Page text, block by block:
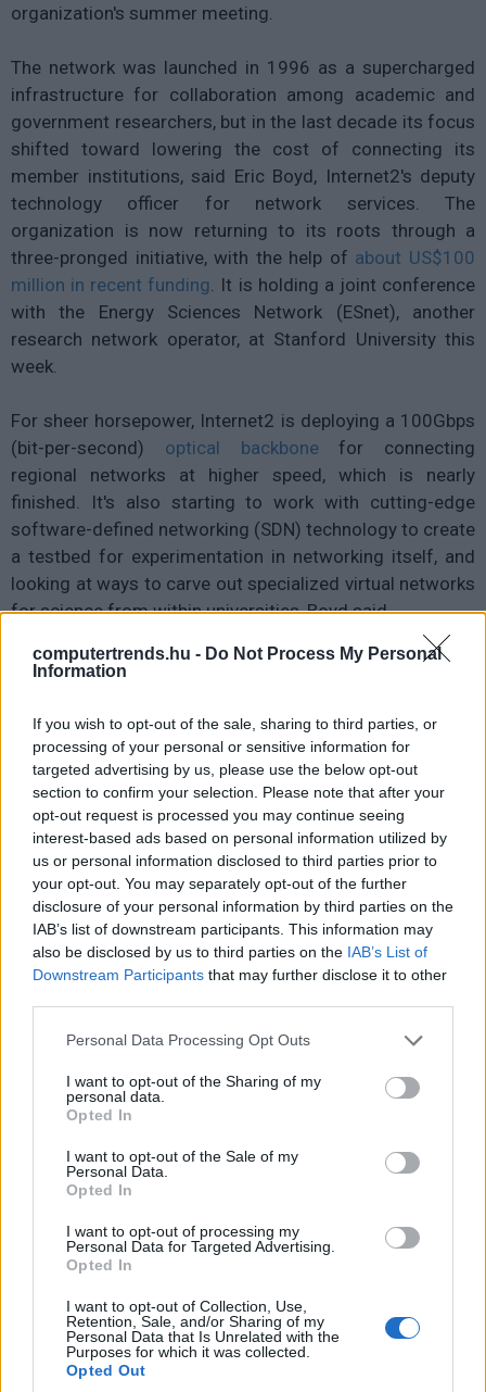
computertrends.hu - Do Not Process My Personal
Information
If you wish to opt-out of the sale, sharing to third parties, or
processing of your personal or sensitive information for
targeted advertising by us, please use the below opt-out
section to confirm your selection. Please note that after your
opt-out request is processed you may continue seeing
interest-based ads based on personal information utilized by
us or personal information disclosed to third parties prior to
your opt-out. You may separately opt-out of the further
disclosure of your personal information by third parties on the
IAB’s list of downstream participants. This information may
also be disclosed by us to third parties on the IAB’s List of
Downstream Participants that may further disclose it to other
Please note that this website/app uses one or more Google
not limited to your visit or usage behaviour. You may click to
grant or deny consent to Google and its third-party tags to
use your data for below specified purposes in below Google
consent section.
Personal Data Processing Opt Outs
I want to opt-out of the Sharing of my
personal data.
Opted In
I want to opt-out of the Sale of my
Personal Data.
Opted In
I want to opt-out of processing my
Personal Data for Targeted Advertising.
Opted In
I want to opt-out of Collection, Use,
Retention, Sale, and/or Sharing of my
Personal Data that Is Unrelated with the
Purposes for which it was collected.
Opted Out
organization's summer meeting.
The network was launched in 1996 as a supercharged
infrastructure for collaboration among academic and
government researchers, but in the last decade its focus
shifted toward lowering the cost of connecting its
member institutions, said Eric Boyd, Internet2's deputy
technology officer for network services. The
organization is now returning to its roots through a
three-pronged initiative, with the help of about US$100
million in recent funding . It is holding a joint conference
with the Energy Sciences Network (ESnet), another
research network operator, at Stanford University this
week.
For sheer horsepower, Internet2 is deploying a 100Gbps
(bit-per-second) optical backbonefor connecting
regional networks at higher speed, which is nearly
finished. It's also starting to work with cutting-edge
software-defined networking (SDN) technology to create
a testbed for experimentation in networking itself, and
looking at ways to carve out specialized virtual networks
for science from within universities, Boyd said.
Universities were pioneers on the original Internet, which
government agencies. But today, all university students
use the Internet and campus networks are designed
largely for the same online activities everyday
consumers use, such as Web browsing, social
networking and mobile apps, Boyd said.
That makes Internet2 crucial once again, as a platform
for exploring the applications of the future, he said. Just
as Facebook, the Web browser, and other familiar killer
apps were conceived on powerful, advanced academic
networks, the next big Internet application could come
"If you try to measure the impact of academia's effects
on the U.S. and world economy, it happens to a greater
degree when there's an environment where they can do
radical stuff, and some of it sticks to the wall," Boyd
Exploring those new frontiers requires speed, dedicated
resources and isolation between daily applications and
we're doing things different from what the commodity
service providers are doing."